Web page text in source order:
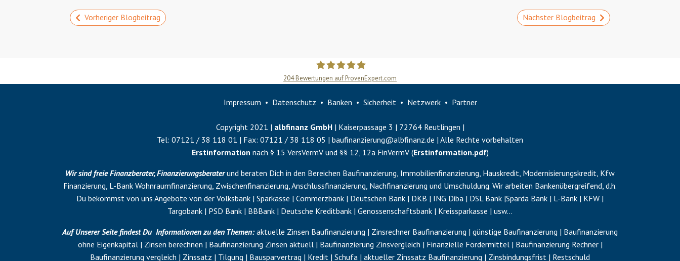
Vorheriger Blogbeitrag Nächster Blogbeitrag
204Bewertungen auf ProvenExpert.com
Impressum Datenschutz Banken Sicherheit Netzwerk Partner
Copyright 2021 | albfinanz GmbH| Kaiserpassage 3 | 72764 Reutlingen |
Tel: 07121 / 38 118 01 | Fax: 07121 / 38 118 05 | baufinanzierung@albfinanz.de | Alle Rechte vorbehalten
Erstinformation nach § 15 VersVermV und §§ 12, 12a FinVermV (Erstinformation.pdf)
Wir sind freie Finanzberater, Finanzierungsberaterund beraten Dich in den Bereichen Baufinanzierung, Immobilienfinanzierung, Hauskredit, Modernisierungskredit, Kfw
Finanzierung, L-Bank Wohnraumfinanzierung, Zwischenfinanzierung,Anschlussfinanzierung, Nachfinanzierung und Umschuldung. Wir arbeiten Bankenübergreifend, d.h.
Du bekommst von uns Angebote von der Volksbank | Sparkasse | Commerzbank | Deutschen Bank | DKB | ING Diba | DSL Bank |Sparda Bank | L-Bank | KFW |
Targobank | PSD Bank | BBBank | Deutsche Kreditbank | Genossenschaftsbank | Kreissparkasse | usw…
Auf Unserer Seite findest Du Informationen zu den Themen:aktuelle Zinsen Baufinanzierung | Zinsrechner Baufinanzierung | günstige Baufinanzierung | Baufinanzierung
ohne Eigenkapital | Zinsen berechnen | Baufinanzierung Zinsen aktuell | Baufinanzierung Zinsvergleich | Finanzielle Fördermittel | Baufinanzierung Rechner |
Baufinanzierung vergleich | Zinssatz | Tilgung | Bausparvertrag | Kredit | Schufa | aktueller Zinssatz Baufinanzierung | Zinsbindungsfrist | Restschuld